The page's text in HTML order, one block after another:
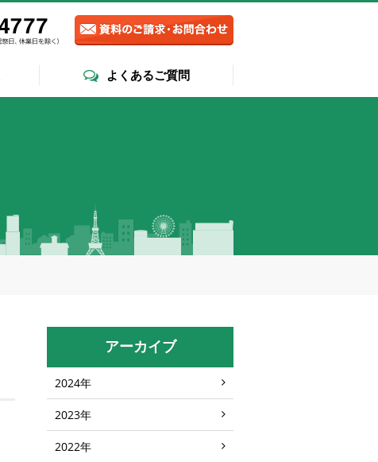
よくあるご質問
アーカイブ
2024年
2023年
2022年